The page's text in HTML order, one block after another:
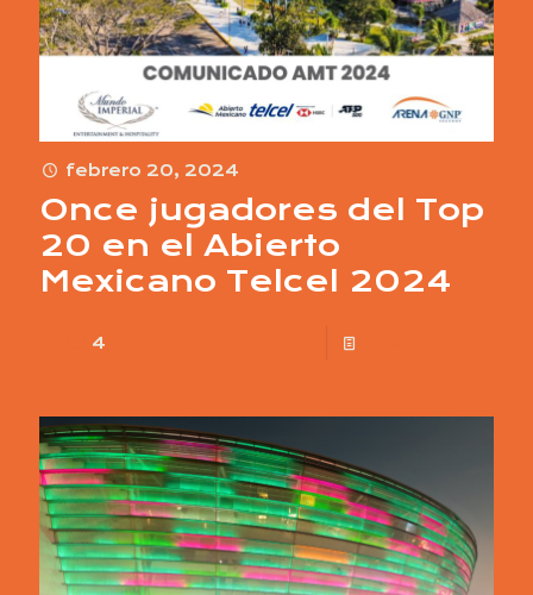
febrero 20, 2024
Once jugadores del Top
20 en el Abierto
Mexicano Telcel 2024
4